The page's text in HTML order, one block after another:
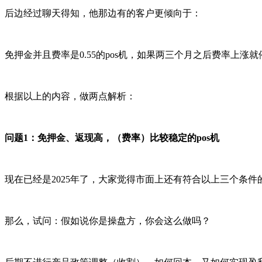
后边经过聊天得知，他那边有的客户更倾向于：
免押金并且费率是0.55的pos机，如果两三个月之后费率上涨就
根据以上的内容，做两点解析：
问题1：免押金、返现高，（费率）比较稳定的pos机
现在已经是2025年了，大家觉得市面上还有符合以上三个条件
那么，试问：假如说你是操盘方，你会这么做吗？